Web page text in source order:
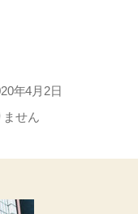
年4月2日
ません